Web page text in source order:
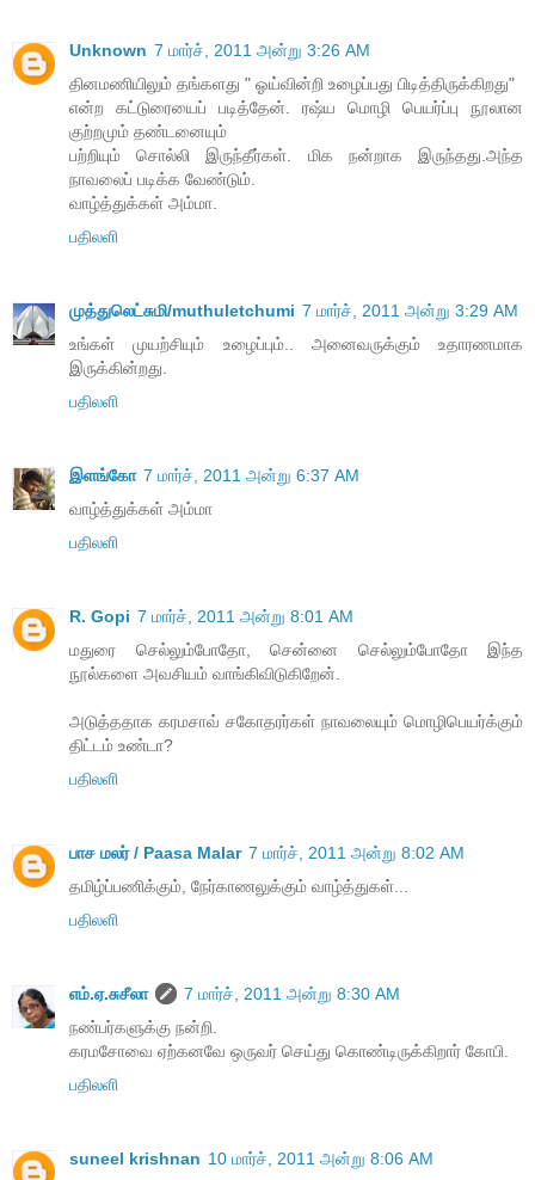
Unknown 7 மார்ச், 2011 அன்று 3:26 AM
தினமணியிலும் தங்களது " ஓய்வின்றி உழைப்பது பிடித்திருக்கிறது"
என்ற கட்டுரையைப் படித்தேன். ரஷ்ய மொழி பெயர்ப்பு நூலான
குற்றமும் தண்டனையும்
பற்றியும் சொல்லி இருந்தீர்கள். மிக நன்றாக இருந்தது.அந்த
நாவலைப் படிக்க வேண்டும்.
வாழ்த்துக்கள் அம்மா.
பதிலளி
முத்துலெட்சுமி/muthuletchumi 7 மார்ச், 2011 அன்று 3:29 AM
உங்கள் முயற்சியும் உழைப்பும்.. அனைவருக்கும் உதாரணமாக
இருக்கின்றது.
பதிலளி
இளங்கோ 7 மார்ச், 2011 அன்று 6:37 AM
வாழ்த்துக்கள் அம்மா
பதிலளி
R. Gopi 7 மார்ச், 2011 அன்று 8:01 AM
மதுரை செல்லும்போதோ, சென்னை செல்லும்போதோ இந்த
நூல்களை அவசியம் வாங்கிவிடுகிறேன்.
அடுத்ததாக கரமசாவ் சகோதரர்கள் நாவலையும் மொழிபெயர்க்கும்
திட்டம் உண்டா?
பதிலளி
பாச மலர் / Paasa Malar 7 மார்ச், 2011 அன்று 8:02 AM
தமிழ்ப்பணிக்கும், நேர்காணலுக்கும் வாழ்த்துகள்...
பதிலளி
எம்.ஏ.சுசீலா
7 மார்ச், 2011 அன்று 8:30 AM
நண்பர்களுக்கு நன்றி.
கரமசோவை ஏற்கனவே ஒருவர் செய்து கொண்டிருக்கிறார் கோபி.
பதிலளி
suneel krishnan 10 மார்ச், 2011 அன்று 8:06 AM